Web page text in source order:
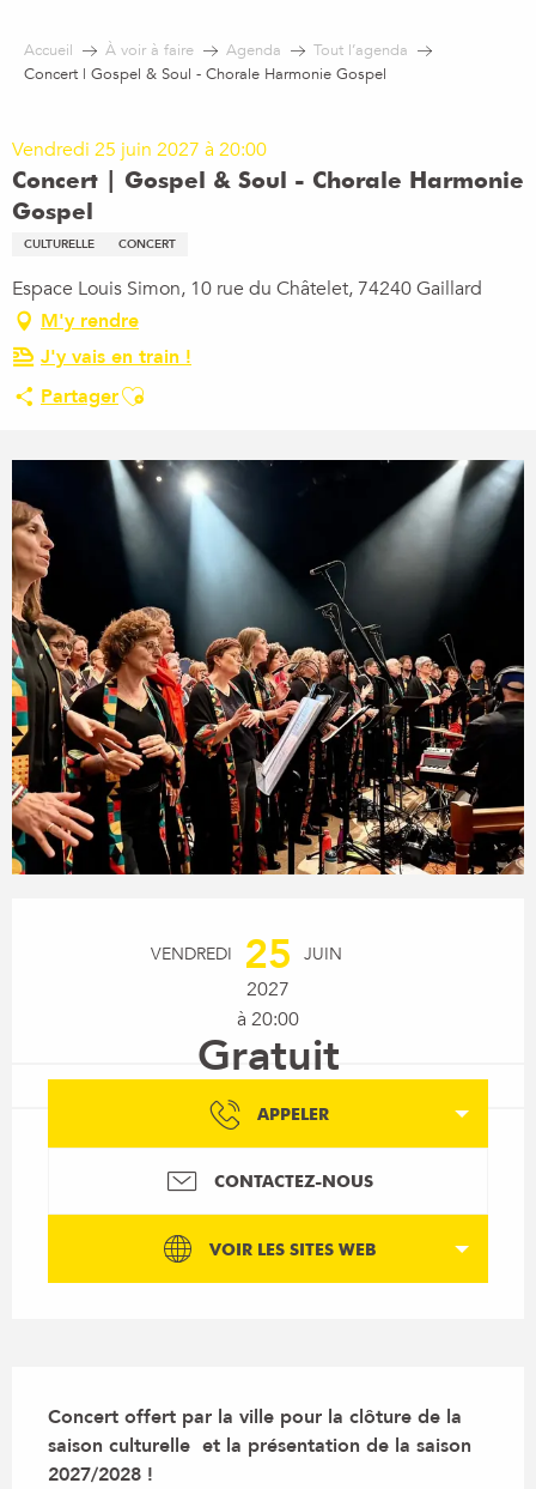
contenu
Accueil À voir à faire Agenda
Tout l’agenda
Concert | Gospel & Soul - Chorale Harmonie Gospel
Vendredi 25 juin 2027 à 20:00
Concert | Gospel & Soul - Chorale Harmonie
Gospel
CULTURELLE CONCERT
Espace Louis Simon, 10 rue du Châtelet, 74240 Gaillard
M'y rendre
J'y vais en train !
PartagerAjouter aux favoris
VENDREDI 25 JUIN
2027
à 20:00
Gratuit
APPELER
CONTACTEZ-NOUS
VOIR LES SITES WEB
Concert offert par la ville pour la clôture de la
saison culturelle  et la présentation de la saison
2027/2028 !